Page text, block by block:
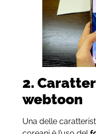
2.
webtoon
Una delle